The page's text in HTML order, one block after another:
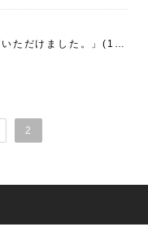
「合わせてお買い上げいただけました。」(1/6)
2